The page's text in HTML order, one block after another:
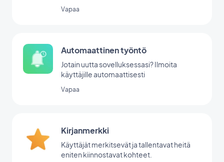
Vapaa
Automaattinen työntö
Jotain uutta sovelluksessasi? Ilmoita
käyttäjille automaattisesti
Vapaa
Kirjanmerkki
Käyttäjät merkitsevät ja tallentavat heitä
eniten kiinnostavat kohteet.